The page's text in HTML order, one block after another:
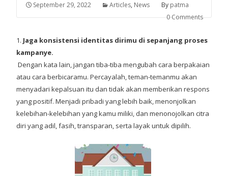
September 29, 2022 Articles, News By patma
0 Comments
1. Jaga konsistensi identitas dirimu di sepanjang proses
kampanye.
Dengan kata lain, jangan tiba-tiba mengubah cara berpakaian
atau cara berbicaramu. Percayalah, teman-temanmu akan
menyadari kepalsuan itu dan tidak akan memberikan respons
yang positif. Menjadi pribadi yang lebih baik, menonjolkan
kelebihan-kelebihan yang kamu miliki, dan menonojolkan citra
diri yang adil, fasih, transparan, serta layak untuk dipilih.